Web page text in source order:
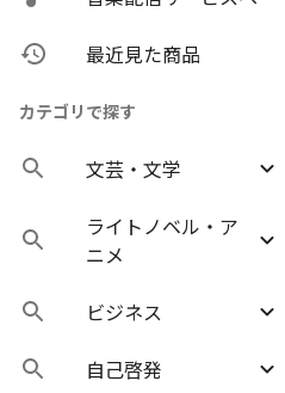
最近見た商品
カテゴリで探す
文芸・文学
ライトノベル・ア
ニメ
ビジネス
自己啓発